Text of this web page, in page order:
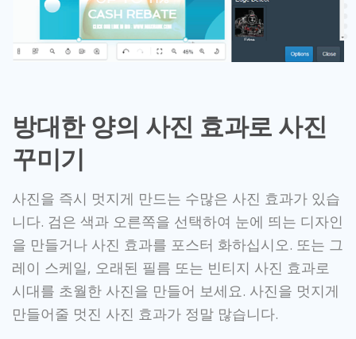
방대한 양의 사진 효과로 사진
꾸미기
사진을 즉시 멋지게 만드는 수많은 사진 효과가 있습
니다. 검은 색과 오른쪽을 선택하여 눈에 띄는 디자인
을 만들거나 사진 효과를 포스터 화하십시오. 또는 그
레이 스케일, 오래된 필름 또는 빈티지 사진 효과로
시대를 초월한 사진을 만들어 보세요. 사진을 멋지게
만들어줄 멋진 사진 효과가 정말 많습니다.